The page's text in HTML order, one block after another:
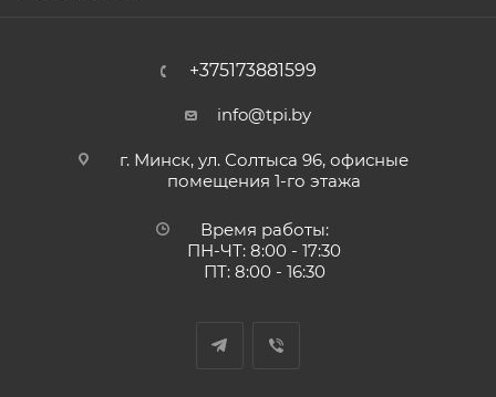
+375173881599
info@tpi.by
г. Минск, ул. Солтыса 96, офисные
помещения 1-го этажа
Время работы:
ПН-ЧТ: 8:00 - 17:30
ПТ: 8:00 - 16:30